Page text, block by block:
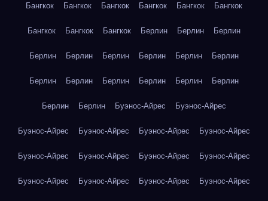
Бангкок Бангкок Бангкок Бангкок Бангкок Бангкок
Бангкок Бангкок Бангкок Берлин Берлин Берлин
Берлин Берлин Берлин Берлин Берлин Берлин
Берлин Берлин Берлин Берлин Берлин Берлин
Берлин Берлин Буэнос-Айрес Буэнос-Айрес
Буэнос-Айрес Буэнос-Айрес Буэнос-Айрес Буэнос-Айрес
Буэнос-Айрес Буэнос-Айрес Буэнос-Айрес Буэнос-Айрес
Буэнос-Айрес Буэнос-Айрес Буэнос-Айрес Буэнос-Айрес